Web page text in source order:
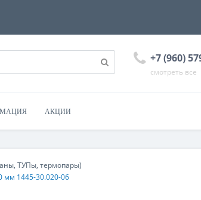
+7 (960)
смотреть все
АКЦИИ
ТУПы, термопары)
мм 1445-30.020-06